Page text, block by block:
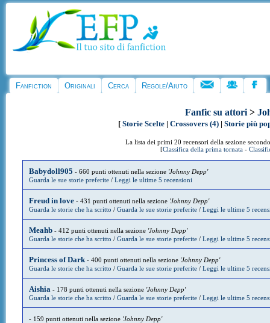
Fanfiction Originali Cerca Regole/Aiuto
Fanfic su attori>
[Storie Scelte |Crossovers (4) |Storie più
La lista dei primi 20 recensori della sezione
[Classifica della prima tornata-
Babydoll905 - 660 punti ottenuti nella sezione 'Johnny Depp'
Guarda le sue storie preferite/ Leggi le ultime 5 recensioni
Freud in love- 431 punti ottenuti nella sezione 'Johnny Depp'
Guarda le storie che ha scritto / Guarda le sue storie preferite/ Leggi le ultime 5
Meahb- 412 punti ottenuti nella sezione 'Johnny Depp'
Guarda le storie che ha scritto / Guarda le sue storie preferite/ Leggi le ultime 5
Princess of Dark- 400 punti ottenuti nella sezione 'Johnny Depp'
Guarda le storie che ha scritto / Guarda le sue storie preferite/ Leggi le ultime 5
Aishia - 178 punti ottenuti nella sezione 'Johnny Depp'
Guarda le storie che ha scritto / Guarda le sue storie preferite/ Leggi le ultime 5
- 159 punti ottenuti nella sezione 'Johnny Depp'